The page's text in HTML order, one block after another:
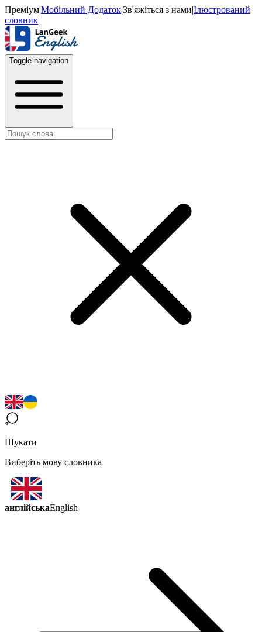
Преміум|Мобільний Додаток|Зв'яжіться з нами|Ілюстрований
словник
Toggle navigation
Шукати
Виберіть мову словника
англійськаEnglish